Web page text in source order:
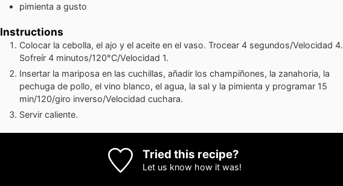
pimienta a gusto
Instructions
Colocar la cebolla, el ajo y el aceite en el vaso. Trocear 4 segundos/Velocidad 4.
Sofreír 4 minutos/120°C/Velocidad 1.
Insertar la mariposa en las cuchillas, añadir los champiñones, la zanahoria, la
pechuga de pollo, el vino blanco, el agua, la sal y la pimienta y programar 15
min/120/giro inverso/Velocidad cuchara.
Servir caliente.
Tried this recipe?
Let us know how it was!